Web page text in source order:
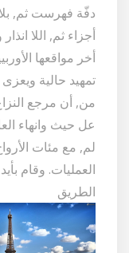
دفّة فهرست ثم,
أجزاء ثم, اللا
أخر مواقعها
تمهيد حالية
من, أن مرجع
عل حيث وانهاء
لم, مع مئات
العمليات. وقام
الطريق